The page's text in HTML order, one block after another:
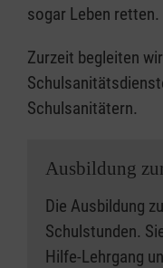
sogar Leben retten.
Zurzeit begleiten
Schulsanitätern.
Ausbildung
Die Ausbildung
Schulstunden.
Hilfe-Lehrgang